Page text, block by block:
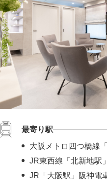
最寄り駅
大阪メトロ四つ橋線
JR東西線「北新地駅
JR「大阪駅」阪神電